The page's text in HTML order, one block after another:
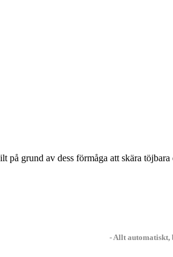
grund av dess förmåga att skära
- Allt